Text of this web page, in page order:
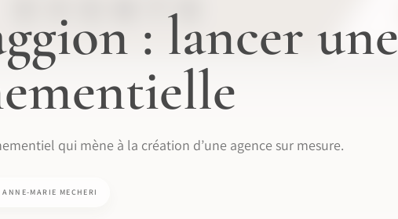
: lancer une
qui mène à la création d’une agence sur mesure.
ANNE-MARIE MECHERI